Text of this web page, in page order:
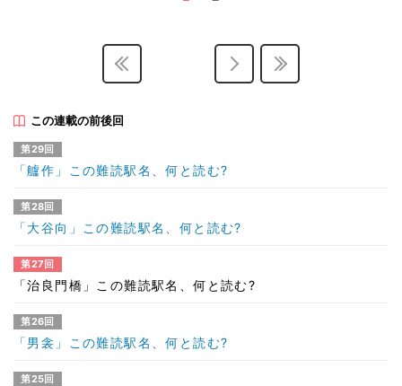
この連載の前後回
第29回
「艫作」この難読駅名、何と読む?
第28回
「大谷向」この難読駅名、何と読む?
第27回
「治良門橋」この難読駅名、何と読む?
第26回
「男衾」この難読駅名、何と読む?
第25回